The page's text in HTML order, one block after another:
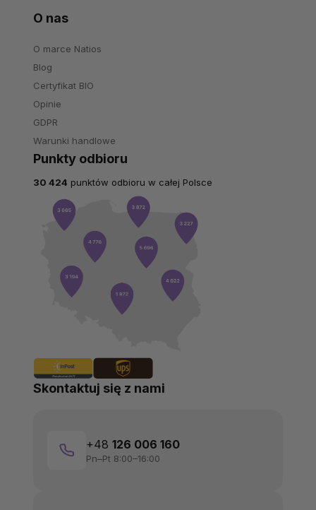
O nas
O marce Natios
Blog
Certyfikat BIO
Opinie
GDPR
Warunki handlowe
Skontaktuj się z nami
+48 126 006 160
Pn–Pt 8:00–16:00
Punkty odbioru
30 424 punktów odbioru w całej Polsce